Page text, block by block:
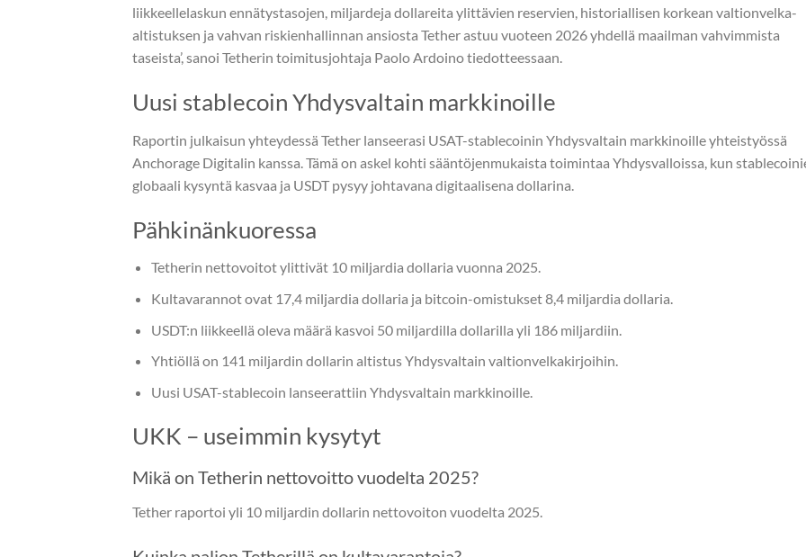
liikkeellelaskun ennätystasojen, miljardeja dollareita ylittävien reservien, historiallisen korkean valtionvelka-
altistuksen ja vahvan riskienhallinnan ansiosta Tether astuu vuoteen 2026 yhdellä maailman vahvimmista
taseista’, sanoi Tetherin toimitusjohtaja Paolo Ardoino tiedotteessaan.
Uusi stablecoin Yhdysvaltain markkinoille
Raportin julkaisun yhteydessä Tether lanseerasi USAT-stablecoinin Yhdysvaltain markkinoille yhteistyössä
Anchorage Digitalin kanssa. Tämä on askel kohti sääntöjenmukaista toimintaa Yhdysvalloissa, kun
globaali kysyntä kasvaa ja USDT pysyy johtavana digitaalisena dollarina.
Pähkinänkuoressa
Tetherin nettovoitot ylittivät 10 miljardia dollaria vuonna 2025.
Kultavarannot ovat 17,4 miljardia dollaria ja bitcoin-omistukset 8,4 miljardia dollaria.
USDT:n liikkeellä oleva määrä kasvoi 50 miljardilla dollarilla yli 186 miljardiin.
Yhtiöllä on 141 miljardin dollarin altistus Yhdysvaltain valtionvelkakirjoihin.
Uusi USAT-stablecoin lanseerattiin Yhdysvaltain markkinoille.
UKK – useimmin kysytyt
Mikä on Tetherin nettovoitto vuodelta 2025?
Tether raportoi yli 10 miljardin dollarin nettovoiton vuodelta 2025.